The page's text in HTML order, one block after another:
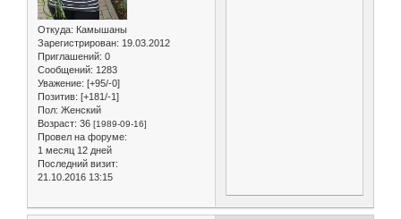
Откуда: Камышаны
Зарегистрирован: 19.03.2012
Приглашений: 0
Сообщений: 1283
Уважение: [+95/-0]
Позитив: [+181/-1]
Пол: Женский
Возраст: 36 [1989-09-16]
Провел на форуме:
1 месяц 12 дней
Последний визит:
21.10.2016 13:15